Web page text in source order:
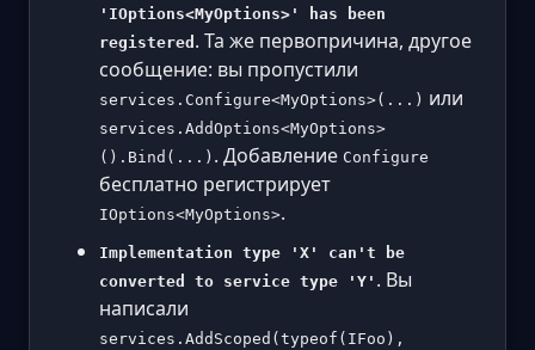
'IOptions<MyOptions>' has been
registered . Та же первопричина, другое
сообщение: вы пропустили
services.Configure<MyOptions>(...) или
services.AddOptions<MyOptions>
().Bind(...) . Добавление Configure
бесплатно регистрирует
IOptions<MyOptions>.
Implementation type 'X' can't be
converted to service type 'Y' . Вы
написали
services.AddScoped(typeof(IFoo),